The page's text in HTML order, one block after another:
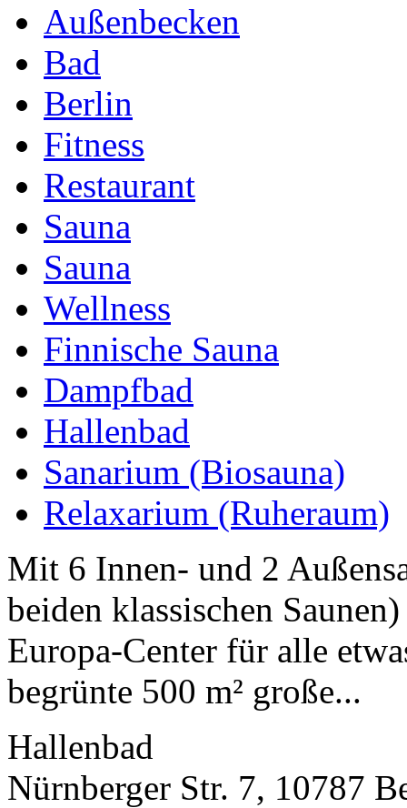
Außenbecken
Bad
Berlin
Fitness
Restaurant
Sauna
Sauna
Wellness
Finnische Sauna
Dampfbad
Hallenbad
Sanarium (Biosauna)
Relaxarium (Ruheraum)
Mit 6 Innen- und 2
beiden klassischen
Europa-Center für alle
begrünte 500 m² große...
Hallenbad
Nürnberger Str. 7, 10787